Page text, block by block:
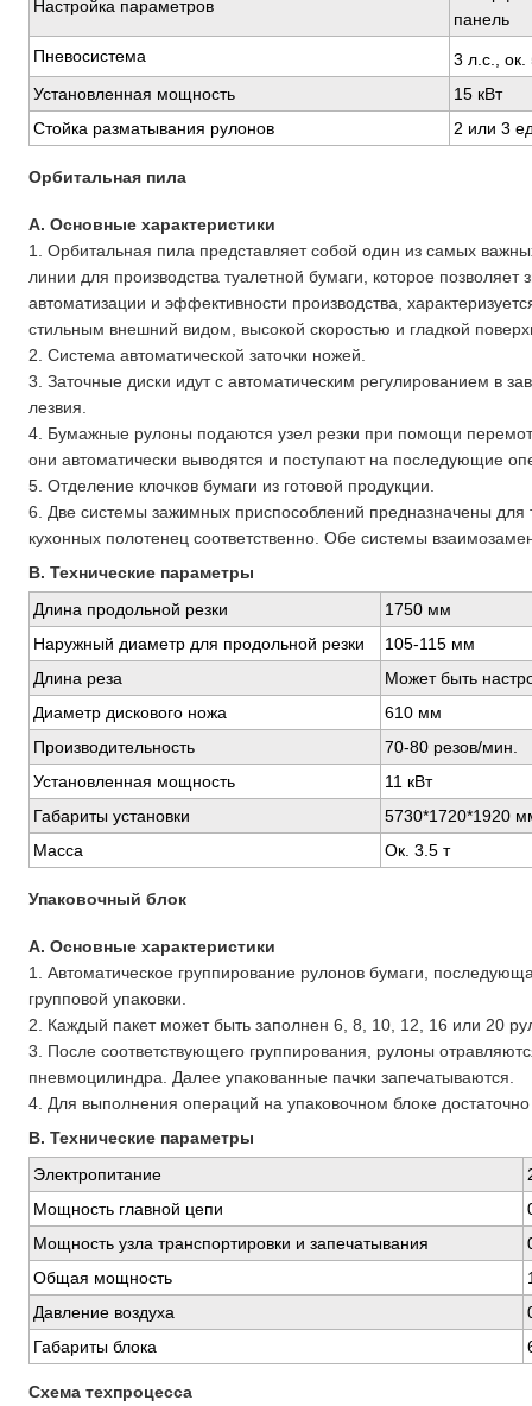
Настройка параметров
панель
Пневосистема
3 л.с., ок.
Установленная мощность
15 кВт
Стойка разматывания рулонов
2 или 3
Орбитальная пила
A. Основные характеристики
1. Орбитальная пила представляет собой один из самых
линии для производства туалетной бумаги, которое позволяет
автоматизации и эффективности производства,
стильным внешний видом, высокой скоростью и гладкой
2. Система автоматической заточки ножей.
3. Заточные диски идут с автоматическим регулированием в
лезвия.
4. Бумажные рулоны подаются узел резки при помощи
они автоматически выводятся и поступают на последующие
5. Отделение клочков бумаги из готовой продукции.
6. Две системы зажимных приспособлений предназначены для
кухонных полотенец соответственно. Обе системы
B. Технические параметры
Длина продольной резки
1750 мм
Наружный диаметр для продольной резки
105-115 мм
Длина реза
Может быть
Диаметр дискового ножа
610 мм
Производительность
70-80 резов/мин.
Установленная мощность
11 кВт
Габариты установки
5730*1720*1920
Масса
Ок. 3.5 т
Упаковочный блок
A. Основные характеристики
1. Автоматическое группирование рулонов бумаги,
групповой упаковки.
2. Каждый пакет может быть заполнен 6, 8, 10, 12, 16 или 20
3. После соответствующего группирования, рулоны
пневмоцилиндра. Далее упакованные пачки запечатываются.
4. Для выполнения операций на упаковочном блоке достаточно
B. Технические параметры
Электропитание
Мощность главной цепи
Мощность узла транспортировки и запечатывания
Общая мощность
Давление воздуха
Габариты блока
Схема техпроцесса